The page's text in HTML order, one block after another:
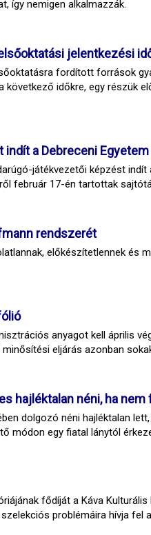
így nemigen alkalmazzák.
jelentkezési
fordított források
időkre, egy részük
a Debreceni Egyetem
játékvezetői képzést
február 17-én tartottak
rendszerét
előkészítetlennek és
anyagot kell április
eljárás azonban
hajléktalan néni, ha
dolgozó néni hajléktalan
módon egy fiatal lánytól
fődíját a Káva
problémáira hívja fel